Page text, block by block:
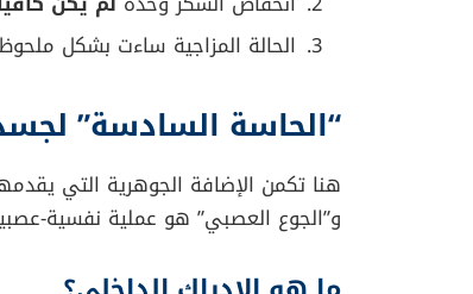
متطورة لمراقبة مستويات السكر،
أظهرت البيانات إحصائيات مثيرة